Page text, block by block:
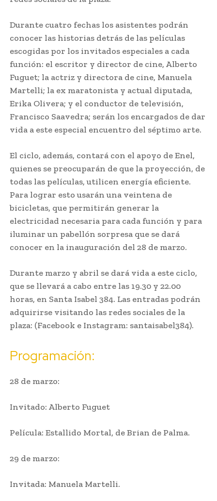
Durante cuatro fechas los asistentes podrán
conocer las historias detrás de las películas
escogidas por los invitados especiales a cada
función: el escritor y director de cine, Alberto
Fuguet; la actriz y directora de cine, Manuela
Martelli; la ex maratonista y actual diputada,
Erika Olivera; y el conductor de televisión,
Francisco Saavedra; serán los encargados de dar
vida a este especial encuentro del séptimo arte.
El ciclo, además, contará con el apoyo de Enel,
quienes se preocuparán de que la proyección, de
todas las películas, utilicen energía eficiente.
Para lograr esto usarán una veintena de
bicicletas, que permitirán generar la
electricidad necesaria para cada función y para
iluminar un pabellón sorpresa que se dará
conocer en la inauguración del 28 de marzo.
Durante marzo y abril se dará vida a este ciclo,
que se llevará a cabo entre las 19.30 y 22.00
horas, en Santa Isabel 384. Las entradas podrán
adquirirse visitando las redes sociales de la
plaza: (Facebook e Instagram: santaisabel384).
Programación:
28 de marzo:
Invitado: Alberto Fuguet
Película: Estallido Mortal, de Brian de Palma.
29 de marzo:
Invitada: Manuela Martelli.